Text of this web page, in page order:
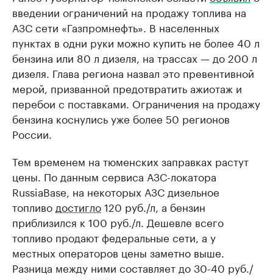
введении ограничений на продажу топлива на
АЗС сети «Газпромнефть». В населенных
пунктах в одни руки можно купить не более 40 л
бензина или 80 л дизеля, на трассах — до 200 л
дизеля. Глава региона назвал это превентивной
мерой, призванной предотвратить ажиотаж и
перебои с поставками. Ограничения на продажу
бензина коснулись уже более 50 регионов
России.
Тем временем на тюменских заправках растут
цены. По данным сервиса АЗС-локатора
RussiaBase, на некоторых АЗС дизельное
топливо достигло120 руб./л, а бензин
приблизился к 100 руб./л. Дешевле всего
топливо продают федеральные сети, а у
местных операторов цены заметно выше.
Разница между ними составляет до 30-40 руб./